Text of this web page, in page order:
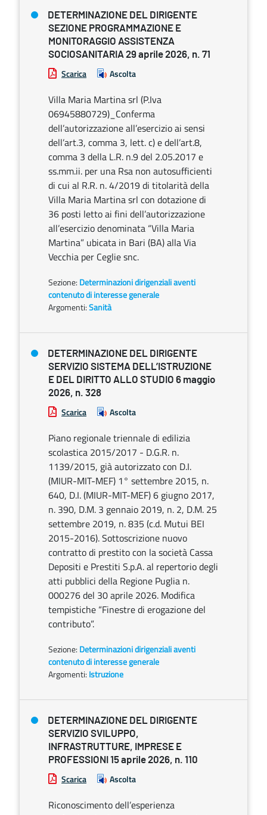
DETERMINAZIONE DEL DIRIGENTE
SEZIONE PROGRAMMAZIONE E
MONITORAGGIO ASSISTENZA
SOCIOSANITARIA 29 aprile 2026, n. 71
Scarica Ascolta
Villa Maria Martina srl (P.Iva
06945880729)_Conferma
dell’autorizzazione all’esercizio ai sensi
dell’art.3, comma 3, lett. c) e dell’art.8,
comma 3 della L.R. n.9 del 2.05.2017 e
ss.mm.ii. per una Rsa non autosufficienti
di cui al R.R. n. 4/2019 di titolarità della
Villa Maria Martina srl con dotazione di
36 posti letto ai fini dell’autorizzazione
all’esercizio denominata “Villa Maria
Martina” ubicata in Bari (BA) alla Via
Vecchia per Ceglie snc.
Sezione: Determinazioni dirigenziali aventi
contenuto di interesse generale
Argomenti:Sanità
DETERMINAZIONE DEL DIRIGENTE
SERVIZIO SISTEMA DELL’ISTRUZIONE
E DEL DIRITTO ALLO STUDIO 6 maggio
2026, n. 328
Scarica Ascolta
Piano regionale triennale di edilizia
scolastica 2015/2017 - D.G.R. n.
1139/2015, già autorizzato con D.I.
(MIUR-MIT-MEF) 1° settembre 2015, n.
640, D.I. (MIUR-MIT-MEF) 6 giugno 2017,
n. 390, D.M. 3 gennaio 2019, n. 2, D.M. 25
settembre 2019, n. 835 (c.d. Mutui BEI
2015-2016). Sottoscrizione nuovo
contratto di prestito con la società Cassa
Depositi e Prestiti S.p.A. al repertorio degli
atti pubblici della Regione Puglia n.
000276 del 30 aprile 2026. Modifica
tempistiche “Finestre di erogazione del
contributo”.
Sezione: Determinazioni dirigenziali aventi
contenuto di interesse generale
Argomenti: Istruzione
DETERMINAZIONE DEL DIRIGENTE
SERVIZIO SVILUPPO,
INFRASTRUTTURE, IMPRESE E
PROFESSIONI 15 aprile 2026, n. 110
Scarica Ascolta
Riconoscimento dell’esperienza